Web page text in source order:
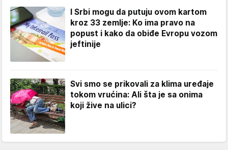
I Srbi mogu da putuju ovom kartom
kroz 33 zemlje: Ko ima pravo na
popust i kako da obiđe Evropu vozom
jeftinije
Svi smo se prikovali za klima uređaje
tokom vrućina: Ali šta je sa onima
koji žive na ulici?